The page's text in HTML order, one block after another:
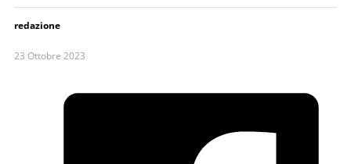
redazione
23 Ottobre 2023